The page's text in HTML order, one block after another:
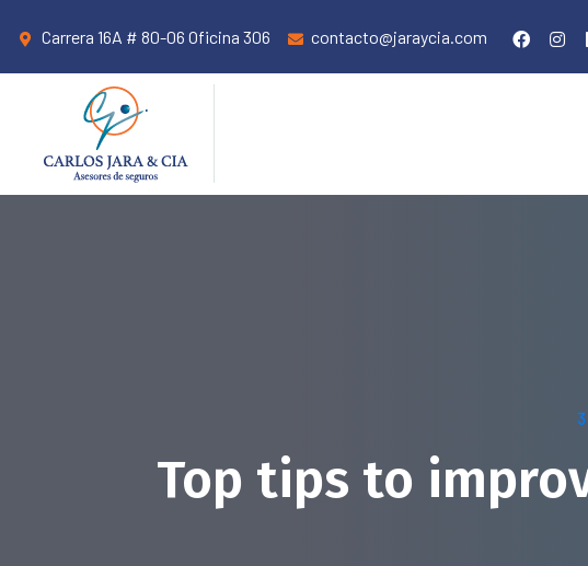
Carrera 16A # 80-06 Oficina 306 contacto@jaraycia.com
Top tips to